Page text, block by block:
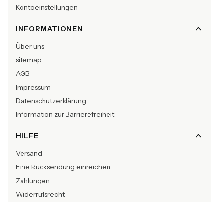
Kontoeinstellungen
INFORMATIONEN
Über uns
sitemap
AGB
Impressum
Datenschutzerklärung
Information zur Barrierefreiheit
HILFE
Versand
Eine Rücksendung einreichen
Zahlungen
Widerrufsrecht